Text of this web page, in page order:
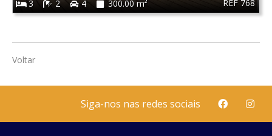
REF 768
3
2 4 300.00 m²
Voltar
Siga-nos nas redes sociais